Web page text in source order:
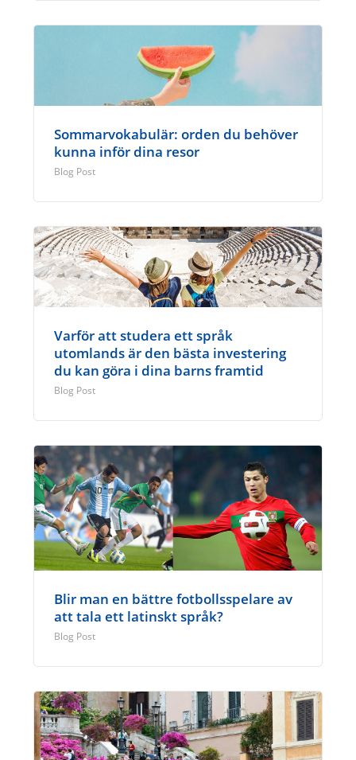
Sommarvokabulär: orden du behöver
kunna inför dina resor
Blog Post
Varför att studera ett språk
utomlands är den bästa investering
du kan göra i dina barns framtid
Blog Post
Blir man en bättre fotbollsspelare av
att tala ett latinskt språk?
Blog Post